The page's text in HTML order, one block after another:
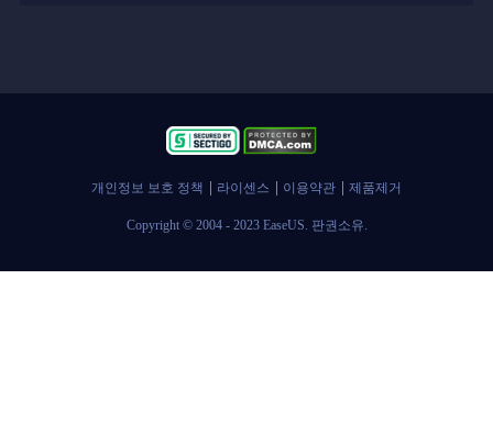
인사이트 보고서
개인정보 보호 정책 라이센스 이용약관 제품제거
Copyright © 2004 - 2023 EaseUS. 판권소유.